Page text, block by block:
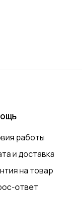
работы
и доставка
на товар
ответ